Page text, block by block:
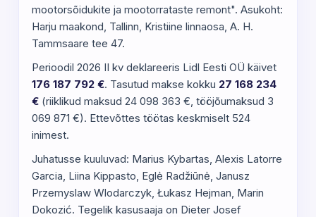
mootorsõidukite ja mootorrataste remont". Asukoht:
Harju maakond, Tallinn, Kristiine linnaosa, A. H.
Tammsaare tee 47.
Perioodil 2026 II kv deklareeris Lidl Eesti OÜ käivet
176 187 792 €. Tasutud makse kokku 27 168 234
€ (riiklikud maksud 24 098 363 €, tööjõumaksud 3
069 871 €). Ettevõttes töötas keskmiselt 524
inimest.
Juhatusse kuuluvad: Marius Kybartas, Alexis Latorre
Garcia, Liina Kippasto, Eglė Radžiūnė, Janusz
Przemyslaw Wlodarczyk, Łukasz Hejman, Marin
Dokozić. Tegelik kasusaaja on Dieter Josef